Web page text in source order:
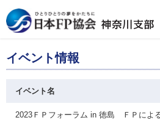
イベント情報
イベント名
2023ＦＰフォーラム in 徳島 ＦＰによ